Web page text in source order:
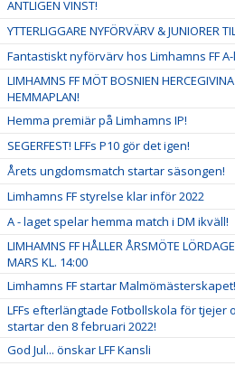
ÄNTLIGEN VINST!
YTTERLIGGARE NYFÖRVÄRV & JUNIORER
Fantastiskt nyförvärv hos Limhamns FF A-
LIMHAMNS FF MÖT BOSNIEN
HEMMAPLAN!
Hemma premiär på Limhamns IP!
SEGERFEST! LFFs P10 gör det igen!
Årets ungdomsmatch startar säsongen!
Limhamns FF styrelse klar inför 2022
A - laget spelar hemma match i DM ikväll!
LIMHAMNS FF HÅLLER ÅRSMÖTE
MARS KL. 14:00
Limhamns FF startar Malmömästerskapet!
LFFs efterlängtade Fotbollskola för tjejer
startar den 8 februari 2022!
God Jul... önskar LFF Kansli